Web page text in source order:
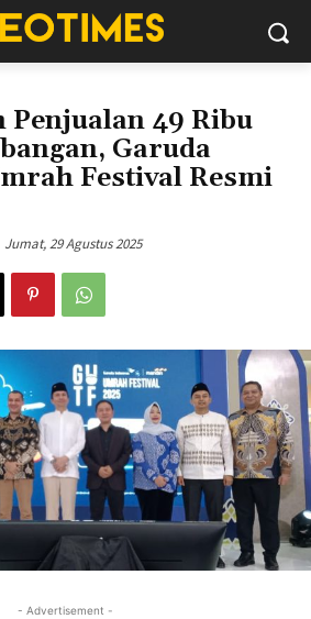
Penjualan 49 Ribu
Garuda
Festival Resmi
Jumat, 29 Agustus 2025
- Advertisement -